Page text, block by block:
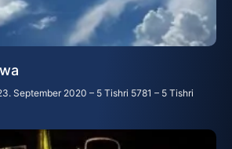
September 2020 – 5 Tishri 5781 – 5 Tishri